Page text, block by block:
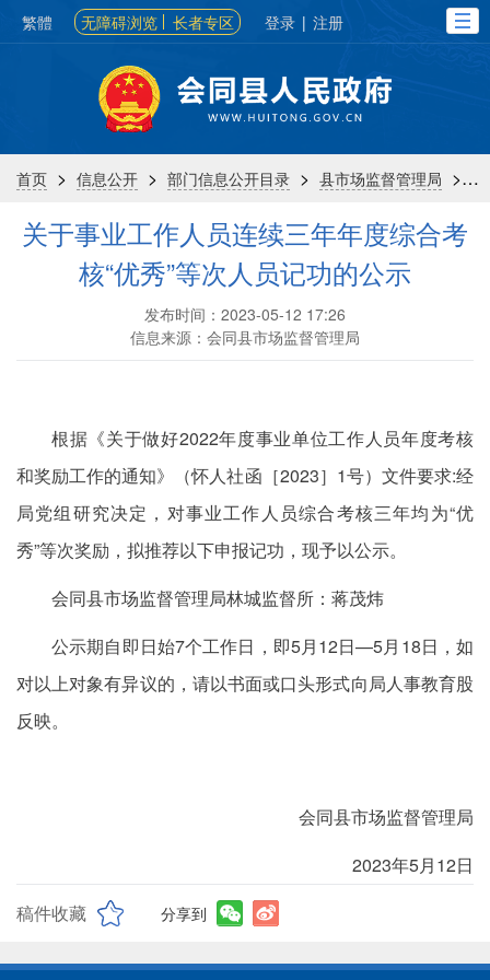
繁體 无障碍浏览 长者专区 登录 | 注册
首页 > 信息公开 > 部门信息公开目录 > 县市场监督管理局 >
关于事业工作人员连续三年年度综合考
核“优秀”等次人员记功的公示
发布时间：2023-05-12 17:26
信息来源：会同县市场监督管理局
根据《关于做好2022年度事业单位工作人员年度考核
和奖励工作的通知》（怀人社函［2023］1号）文件要求:经
局党组研究决定，对事业工作人员综合考核三年均为“优
秀”等次奖励，拟推荐以下申报记功，现予以公示。
会同县市场监督管理局林城监督所：蒋茂炜
公示期自即日始7个工作日，即5月12日—5月18日，如
对以上对象有异议的，请以书面或口头形式向局人事教育股
反映。
会同县市场监督管理局
2023年5月12日
稿件收藏
分享到